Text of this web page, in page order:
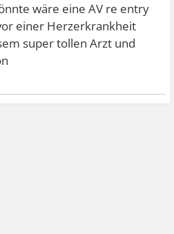
wäre eine AV re entry
einer Herzerkrankheit
super tollen Arzt und